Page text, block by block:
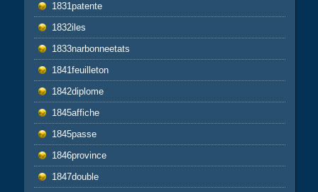
1831patente
1832iles
1833narbonneetats
1841feuilleton
1842diplome
1845affiche
1845passe
1846province
1847double